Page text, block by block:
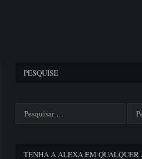
PESQUISE
TENHA A ALEXA EM